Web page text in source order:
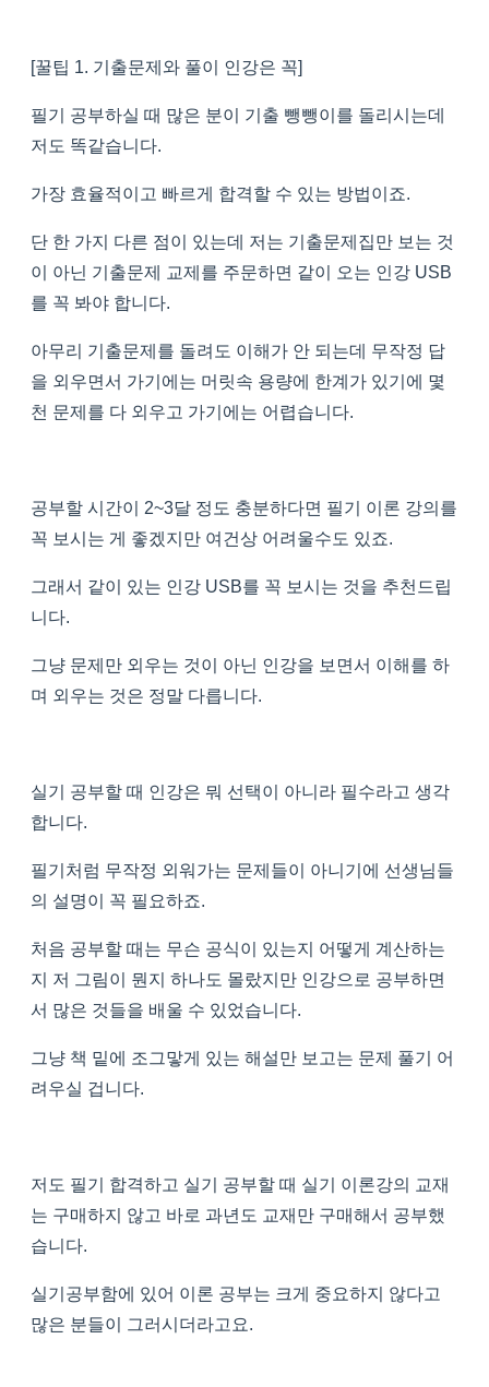
[꿀팁 1. 기출문제와 풀이 인강은 꼭]
필기 공부하실 때 많은 분이 기출 뺑뺑이를 돌리시는데
저도 똑같습니다.
가장 효율적이고 빠르게 합격할 수 있는 방법이죠.
단 한 가지 다른 점이 있는데 저는 기출문제집만 보는 것
이 아닌 기출문제 교제를 주문하면 같이 오는 인강 USB
를 꼭 봐야 합니다.
아무리 기출문제를 돌려도 이해가 안 되는데 무작정 답
을 외우면서 가기에는 머릿속 용량에 한계가 있기에 몇
천 문제를 다 외우고 가기에는 어렵습니다.
공부할 시간이 2~3달 정도 충분하다면 필기 이론 강의를
꼭 보시는 게 좋겠지만 여건상 어려울수도 있죠.
그래서 같이 있는 인강 USB를 꼭 보시는 것을 추천드립
니다.
그냥 문제만 외우는 것이 아닌 인강을 보면서 이해를 하
며 외우는 것은 정말 다릅니다.
실기 공부할 때 인강은 뭐 선택이 아니라 필수라고 생각
합니다.
필기처럼 무작정 외워가는 문제들이 아니기에 선생님들
의 설명이 꼭 필요하죠.
처음 공부할 때는 무슨 공식이 있는지 어떻게 계산하는
지 저 그림이 뭔지 하나도 몰랐지만 인강으로 공부하면
서 많은 것들을 배울 수 있었습니다.
그냥 책 밑에 조그맣게 있는 해설만 보고는 문제 풀기 어
려우실 겁니다.
저도 필기 합격하고 실기 공부할 때 실기 이론강의 교재
는 구매하지 않고 바로 과년도 교재만 구매해서 공부했
습니다.
실기공부함에 있어 이론 공부는 크게 중요하지 않다고
많은 분들이 그러시더라고요.